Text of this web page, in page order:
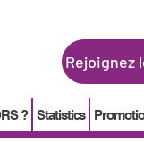
? Statistics